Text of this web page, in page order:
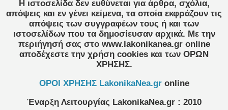
Η ιστοσελίδα δεν ευθύνεται για άρθρα, σχόλια,
απόψεις και εν γένει κείμενα, τα οποία εκφράζουν τις
απόψεις των συγγραφέων τους ή και των
ιστοσελίδων που τα δημοσίευσαν αρχικά. Με την
περιήγησή σας στο www.lakonikanea.gr online
αποδέχεστε την χρήση cookies και των ΟΡΩΝ
ΧΡΗΣΗΣ.
OPOI XΡΗΣΗΣ LakonikaNea.gr online
Έναρξη Λειτουργίας LakonikaNea.gr : 2010